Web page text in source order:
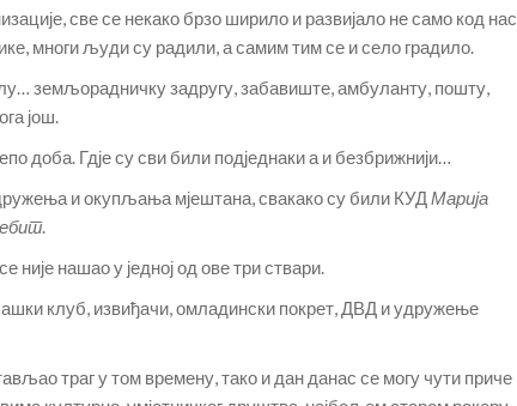
све се некако брзо ширило и развијало не само код
многи људи су радили, а самим тим се и село градило.
земљорадничку задругу, забавиште, амбуланту, пошту,
још.
доба. Гдје су сви били подједнаки а и безбрижнији…
и окупљања мјештана, свакако су били КУД Марија
.
није нашао у једној од ове три ствари.
клуб, извиђачи, омладински покрет, ДВД и удружење
траг у том времену, тако и дан данас се могу чути приче